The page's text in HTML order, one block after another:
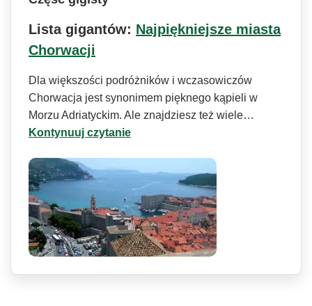
Lista gigantów: Najpiękniejsze miasta
Chorwacji
Dla większości podróżników i wczasowiczów
Chorwacja jest synonimem pięknego kąpieli w
Morzu Adriatyckim. Ale znajdziesz też wiele…
Kontynuuj czytanie